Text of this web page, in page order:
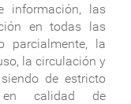
información, las
en todas las
parcialmente, la
la circulación y
de estricto
en calidad de